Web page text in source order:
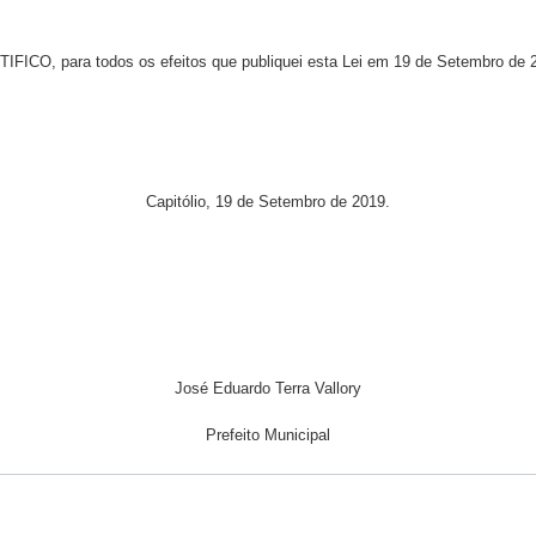
para todos os efeitos que publiquei esta Lei em 19 de Setembro de
Capitólio, 19 de Setembro de 2019.
José Eduardo Terra Vallory
Prefeito Municipal